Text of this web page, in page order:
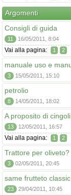
Argomenti
Consigli di guida
11 16/05/2011, 8:04
Vai alla pagina: 1 2
manuale uso e
3 15/05/2011, 15:10
petrolio
8 14/05/2011, 18:02
A proposito di
13 12/05/2011, 16:57
Vai alla pagina: 1 2
Trattore per oliveto?
3 02/05/2011, 20:45
same frutteto
23 29/04/2011, 10:45